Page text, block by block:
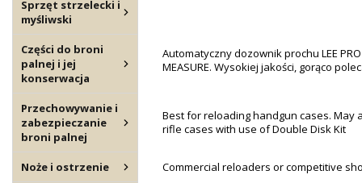
Sprzęt strzelecki i
myśliwski
Części do broni
palnej i jej
konserwacja
Przechowywanie i
zabezpieczanie
broni palnej
Noże i ostrzenie
Automatyczny dozownik prochu LEE PRO
MEASURE. Wysokiej jakości, gorąco
Best for reloading handgun cases. May
rifle cases with use of Double Disk Kit
Commercial reloaders or competitive